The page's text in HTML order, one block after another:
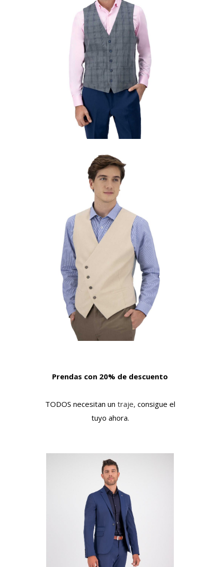
Prendas con 20% de descuento
TODOS necesitan un traje, consigue el
tuyo ahora.